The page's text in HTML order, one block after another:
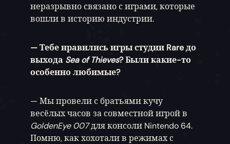
неразрывно связано с играми, которые
вошли в историю индустрии.
— Тебе нравились игры студии Rare до
выхода Sea of Thieves? Были какие-то
особенно любимые?
— Мы провели с братьями кучу
весёлых часов за совместной игрой в
GoldenEye 007для консоли Nintendo 64.
Помню, как хохотали в режимах с